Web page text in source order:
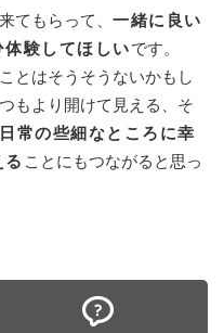
てもらって、 一緒に良い
験してほしいです。
とはそうそうないかもし
もより開けて見える、そ
日常の些細なところに幸
ことにもつながると思っ